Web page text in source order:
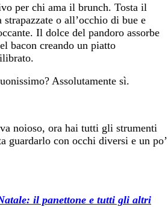
per chi ama il brunch. Tosta il
o all’occhio di bue e
Il dolce del pandoro assorbe
bacon creando un piatto
Assolutamente sì.
noioso, ora hai tutti gli strumenti
guardarlo con occhi diversi e un po’
il panettone e tutti gli altri